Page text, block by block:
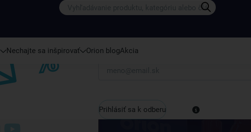
Nechajte sa inšpirovať Orion blogAkcia
Prihláste sa k odberu nášho newslettera.
Váš e-mail
Prihlásiť sa k odberu